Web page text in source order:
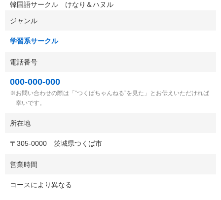
韓国語サークル けなり＆ハヌル
ジャンル
学習系サークル
電話番号
000-000-000
お問い合わせの際は「“つくばちゃんねる”を見た」とお伝えいただければ
幸いです。
所在地
〒 305-0000 茨城県つくば市
営業時間
コースにより異なる